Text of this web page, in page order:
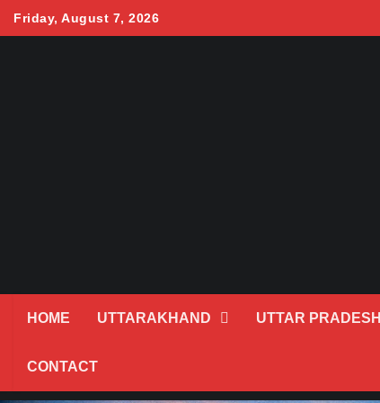
Friday, August 7, 2026
HOME UTTARAKHAND UTTAR PRADESH
CONTACT